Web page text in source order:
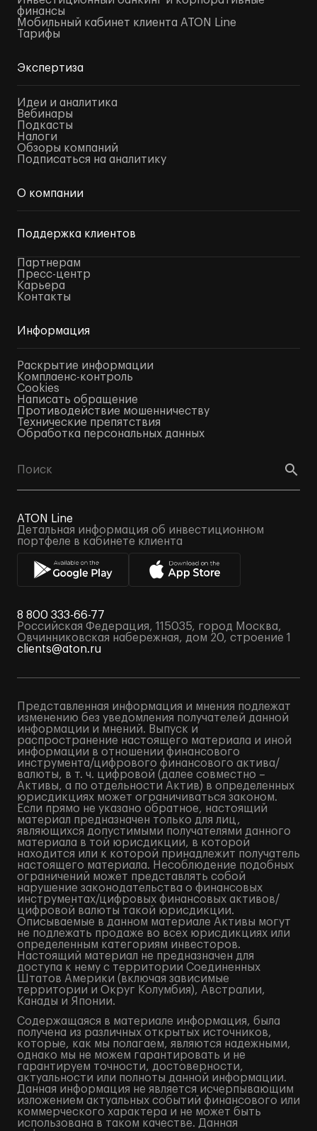
финансы
Мобильный кабинет клиента ATON Line
Тарифы
Экспертиза
Идеи и аналитика
Вебинары
Подкасты
Налоги
Обзоры компаний
Подписаться на аналитику
О компании
Поддержка клиентов
Партнерам
Пресс-центр
Карьера
Контакты
Информация
Раскрытие информации
Комплаенс-контроль
Cookies
Написать обращение
Противодействие мошенничеству
Технические препятствия
Обработка персональных данных
ATON Line
Детальная информация об инвестиционном
портфеле в кабинете клиента
8 800 333-66-77
Российская Федерация, 115035, город Москва,
Овчинниковская набережная, дом 20, строение 1
clients@aton.ru
Представленная информация и мнения подлежат
изменению без уведомления получателей данной
информации и мнений. Выпуск и
распространение настоящего материала и иной
информации в отношении финансового
инструмента/цифрового финансового актива/
валюты, в т. ч. цифровой (далее совместно –
Активы, а по отдельности Актив) в определенных
юрисдикциях может ограничиваться законом.
Если прямо не указано обратное, настоящий
материал предназначен только для лиц,
являющихся допустимыми получателями данного
материала в той юрисдикции, в которой
находится или к которой принадлежит получатель
настоящего материала. Несоблюдение подобных
ограничений может представлять собой
нарушение законодательства о финансовых
инструментах/цифровых финансовых активов/
цифровой валюты такой юрисдикции.
Описываемые в данном материале Активы могут
не подлежать продаже во всех юрисдикциях или
определенным категориям инвесторов.
Настоящий материал не предназначен для
доступа к нему с территории Соединенных
Штатов Америки (включая зависимые
территории и Округ Колумбия), Австралии,
Канады и Японии.
Содержащаяся в материале информация, была
получена из различных открытых источников,
которые, как мы полагаем, являются надежными,
однако мы не можем гарантировать и не
гарантируем точности, достоверности,
актуальности или полноты данной информации.
Данная информация не является исчерпывающим
изложением актуальных событий финансового или
коммерческого характера и не может быть
использована в таком качестве. Данная